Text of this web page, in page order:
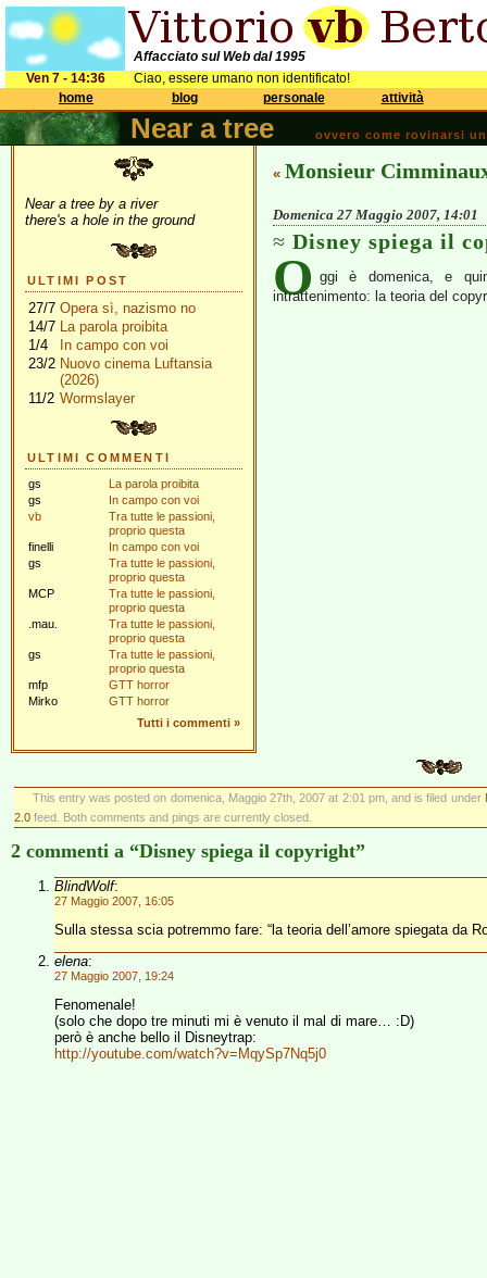
Affacciato sul Web dal 1995
Ven 7 - 14:36
Ciao, essere umano non identificato!
home
blog personale attività
Near a tree ovvero come rovinarsi
Near a tree by a river
there's a hole in the ground
ULTIMI POST
27/7 Opera sì, nazismo no
14/7 La parola proibita
1/4
In campo con voi
23/2 Nuovo cinema Luftansia
(2026)
11/2 Wormslayer
ULTIMI COMMENTI
gs
La parola proibita
gs
In campo con voi
vb
Tra tutte le passioni,
proprio questa
finelli
In campo con voi
gs
Tra tutte le passioni,
proprio questa
MCP
Tra tutte le passioni,
proprio questa
.mau.
Tra tutte le passioni,
proprio questa
gs
Tra tutte le passioni,
proprio questa
mfp
GTT horror
Mirko
GTT horror
Tutti i commenti »
« Monsieur
Domenica 27 Maggio 2007, 14:01
Disney spiega il
O ggi è domenica, e
intrattenimento: la teoria del
This entry was posted on domenica, Maggio 27th, 2007 at 2:01 pm, and is filed under
2.0 feed. Both comments and pings are currently closed.
2 commenti a “Disney spiega il copyright”
BlindWolf:
27 Maggio 2007, 16:05
Sulla stessa scia potremmo fare: “la teoria dell’amore spiegata da
elena:
27 Maggio 2007, 19:24
Fenomenale!
(solo che dopo tre minuti mi è venuto il mal di mare… :D)
però è anche bello il Disneytrap:
http://youtube.com/watch?v=MqySp7Nq5j0